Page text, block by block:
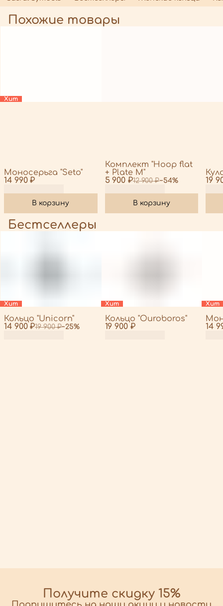
Похожие товары
Хит
14 990 ₽
Моносерьга "Seto"
В корзину
5 900 ₽12 900 ₽−54%
Комплект "Hoop flat
+ Plate M"
В корзину
19
Бестселлеры
Хит
14 900 ₽19 900 ₽−25%
Кольцо "Unicorn"
Хит
19 900 ₽
Кольцо "Ouroboros"
Хит
14
Получите скидку 15%